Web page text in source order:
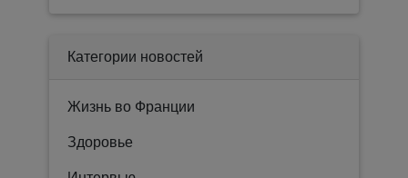
Категории новостей
Жизнь во Франции
Здоровье